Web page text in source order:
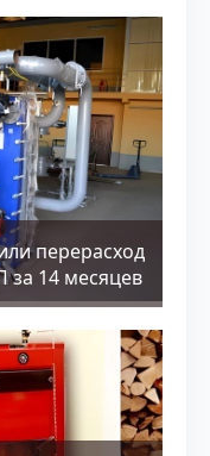
перерасход
за 14 месяцев